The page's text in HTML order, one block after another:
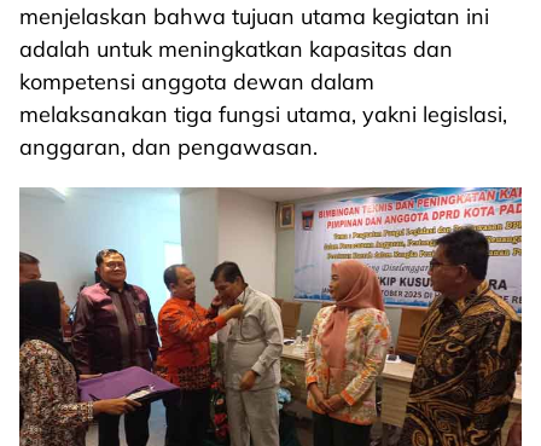
menjelaskan bahwa tujuan utama kegiatan ini
adalah untuk meningkatkan kapasitas dan
kompetensi anggota dewan dalam
melaksanakan tiga fungsi utama, yakni legislasi,
anggaran, dan pengawasan.